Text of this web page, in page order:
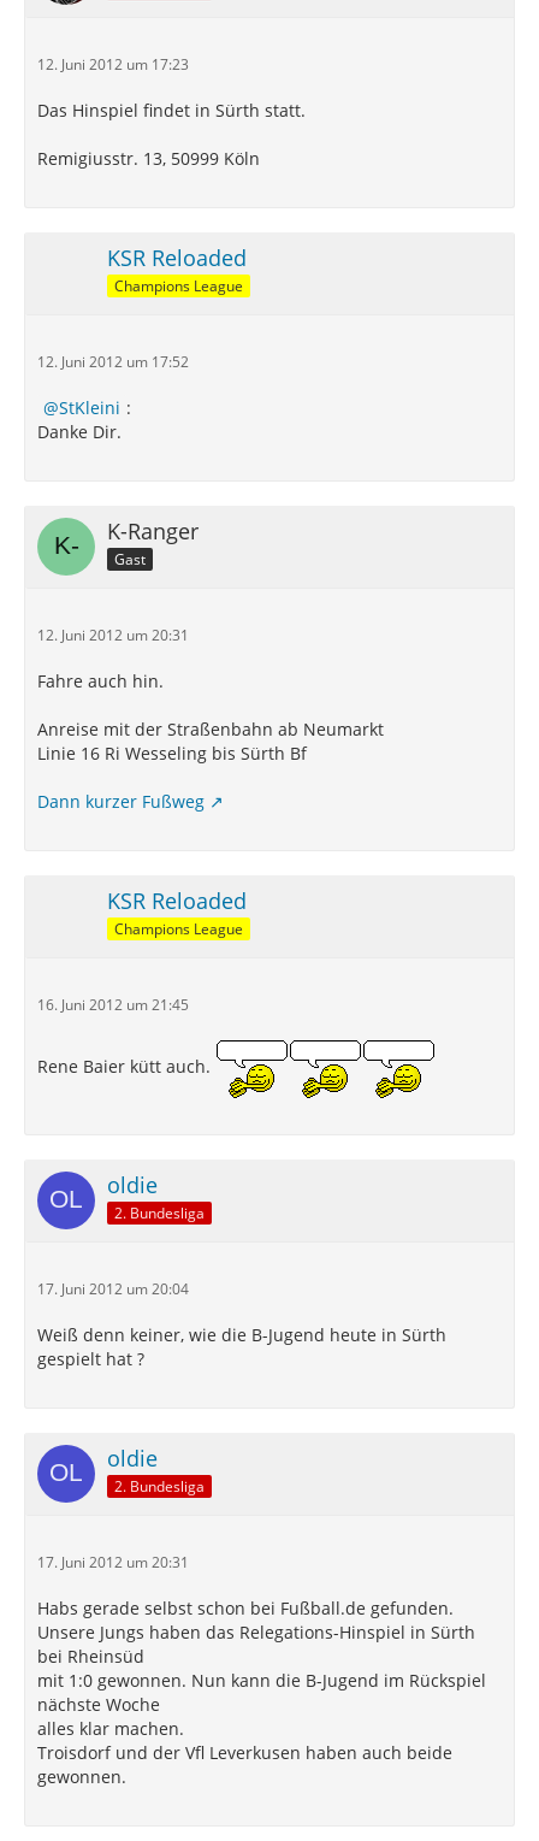
12. Juni 2012 um 17:23
Das Hinspiel findet in Sürth statt.
Remigiusstr. 13, 50999 Köln
KSR Reloaded
Champions League
12. Juni 2012 um 17:52
StKleini :
Danke Dir.
K-Ranger
Gast
12. Juni 2012 um 20:31
Fahre auch hin.
Anreise mit der Straßenbahn ab Neumarkt
Linie 16 Ri Wesseling bis Sürth Bf
Dann kurzer Fußweg
KSR Reloaded
Champions League
16. Juni 2012 um 21:45
Rene Baier kütt auch.
oldie
2. Bundesliga
17. Juni 2012 um 20:04
Weiß denn keiner, wie die B-Jugend heute in Sürth
gespielt hat ?
oldie
2. Bundesliga
17. Juni 2012 um 20:31
Habs gerade selbst schon bei Fußball.de gefunden.
Unsere Jungs haben das Relegations-Hinspiel in Sürth
bei Rheinsüd
mit 1:0 gewonnen. Nun kann die B-Jugend im Rückspiel
nächste Woche
alles klar machen.
Troisdorf und der Vfl Leverkusen haben auch beide
gewonnen.